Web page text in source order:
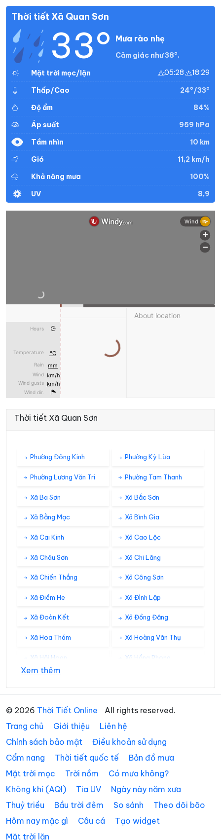
Thời tiết Xã Quan Sơn
33° Mưa rào nhẹ
Cảm giác như 38°.
Mặt trời mọc/lặn
05:28 18:29
Thấp/Cao
24°/33°
Độ ẩm
84%
Áp suất
959 hPa
Tầm nhìn
10 km
Gió
11,2 km/h
Khả năng mưa
100%
UV
8,9
Thời tiết Xã Quan Sơn
Phường Đông Kinh Phường Kỳ Lừa
Phường Lương Văn Tri Phường Tam Thanh
Xã Ba Sơn Xã Bắc Sơn
Xã Bằng Mạc Xã Bình Gia
Xã Cai Kinh Xã Cao Lộc
Xã Châu Sơn Xã Chi Lăng
Xã Chiến Thắng Xã Công Sơn
Xã Điềm He Xã Đình Lập
Xã Đoàn Kết Xã Đồng Đăng
Xã Hoa Thám Xã Hoàng Văn Thụ
Xã Hội Hoan Xã Hồng Phong
Xã Khuất Xá
Xã Kiên Mộc Xã Lộc Bình
Xã Lợi Bác Xã Mẫu Sơn
Xã Na Dương Xã Na Sầm
Xã Quan Sơn Xã Quốc Khánh
Xã Quốc Việt
Xem thêm
© 2026 Thời Tiết Online
All rights reserved.
Trang chủ
Giới thiệu
Liên hệ
Chính sách bảo mật
Điều khoản sử dụng
Cẩm nang
Thời tiết quốc tế
Bản đồ mưa
Mặt trời mọc
Trời nồm
Có mưa không?
Không khí (AQI)
Tia UV
Ngày này năm xưa
Thuỷ triều
Bầu trời đêm So sánh
Theo dõi bão
Hôm nay mặc gì
Câu cá
Tạo widget
Mặt trời lặn